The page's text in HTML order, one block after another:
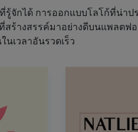
จักได้ การออกแบบโลโก้ที่น่าป
สร้างสรรค์มาอย่างดีบนแพลตฟ
เวลาอันรวดเร็ว